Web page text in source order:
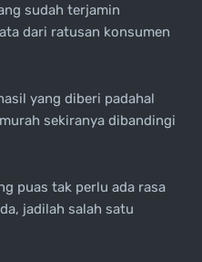
sudah terjamin
dari ratusan konsumen
yang diberi padahal
sekiranya dibandingi
puas tak perlu ada rasa
jadilah salah satu